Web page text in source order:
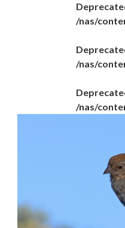
/nas/
/nas/
/nas/